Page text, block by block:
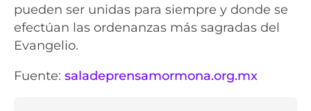
pueden ser unidas para siempre y donde se
efectúan las ordenanzas más sagradas del
Evangelio.
Fuente: saladeprensamormona.org.mx